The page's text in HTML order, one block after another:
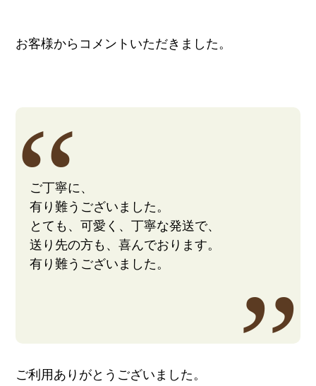
お客様からコメントいただきました。
ご丁寧に、
有り難うございました。
とても、可愛く、丁寧な発送で、
送り先の方も、喜んでおります。
有り難うございました。
ご利用ありがとうございました。